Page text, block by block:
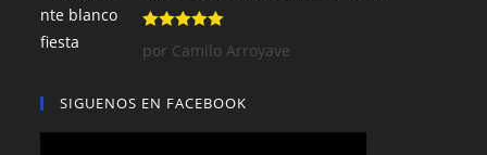
Valorado con
por Camilo Arroyave
SIGUENOS EN FACEBOOK